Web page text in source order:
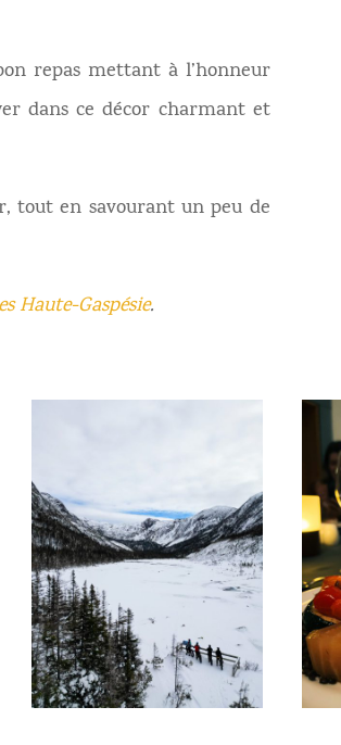
repas mettant à l’honneur
dans ce décor charmant et
tout en savourant un peu de
Haute-Gaspésie.